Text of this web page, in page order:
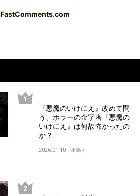
FastComments.com
『悪魔のいけにえ』改めて問
う、ホラーの金字塔『悪魔の
いけにえ』は何故怖かったの
か？
2026.01.10 相馬学